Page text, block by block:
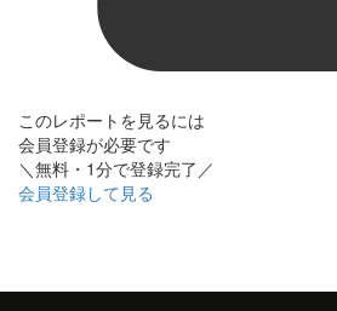
このレポートを見るには
会員登録が必要です
＼無料・1分で登録完了／
会員登録して見る